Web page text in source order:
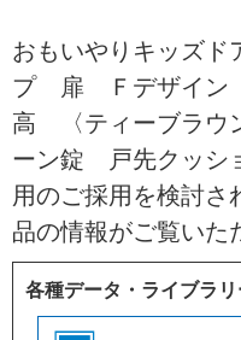
おもいやりキッズ
プ 扉 Ｆデザイン
高 〈ティーブラ
ーン錠 戸先クッシ
用のご採用を検討さ
品の情報がご覧いた
各種データ・ライブラ